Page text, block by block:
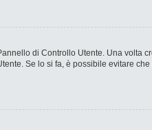
di Controllo Utente. Una volta
Se lo si fa, è possibile evitare